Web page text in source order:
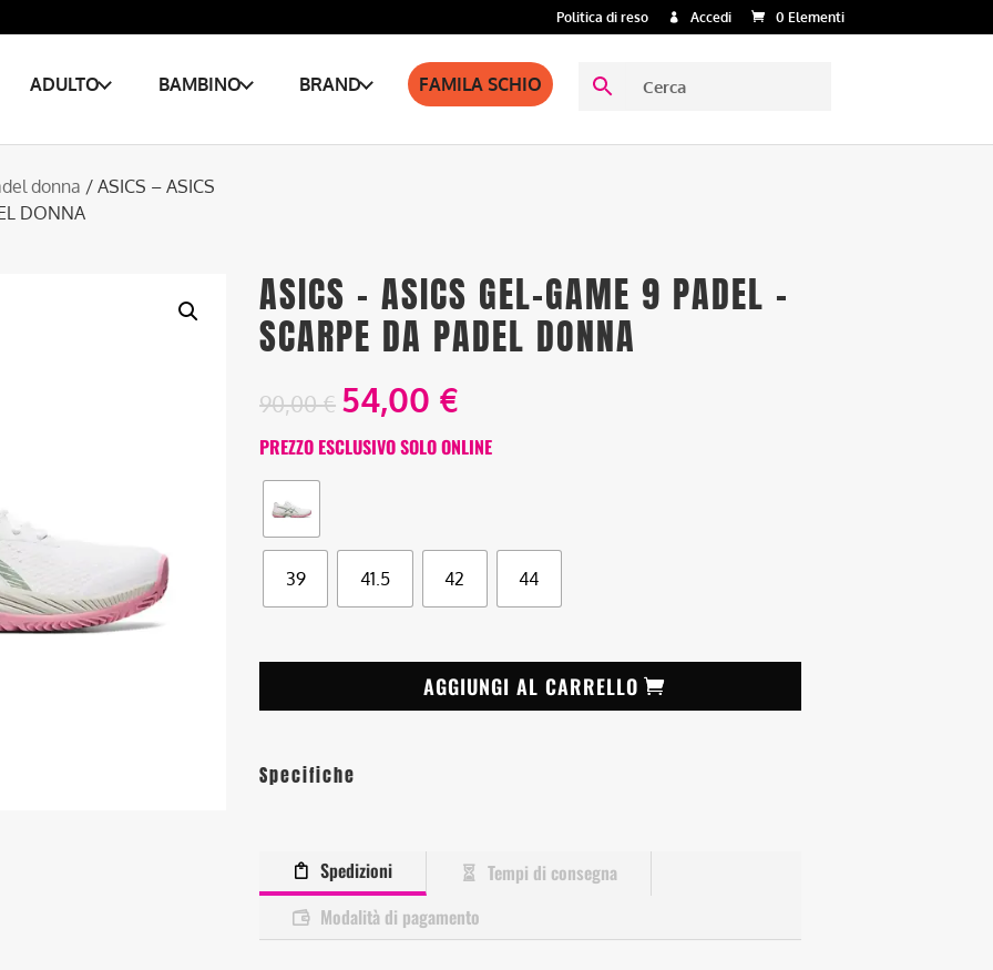
Politica di reso Accedi 0 Elementi
ADULTO BAMBINO BRAND FAMILA SCHIO
donna / ASICS – ASICS
DONNA
ASICS – ASICS GEL-GAME 9 PADEL –
SCARPE DA PADEL DONNA
90,00€ 54,00 €
PREZZO ESCLUSIVO SOLO ONLINE
39 41.5 42 44
AGGIUNGI AL CARRELLO
Specifiche
Spedizioni
Tempi di consegna
Modalità di pagamento